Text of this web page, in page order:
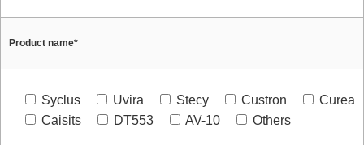
Product name*
Syclus Uvira Stecy Custron
Curea
Caisits
DT553 AV-10 Others